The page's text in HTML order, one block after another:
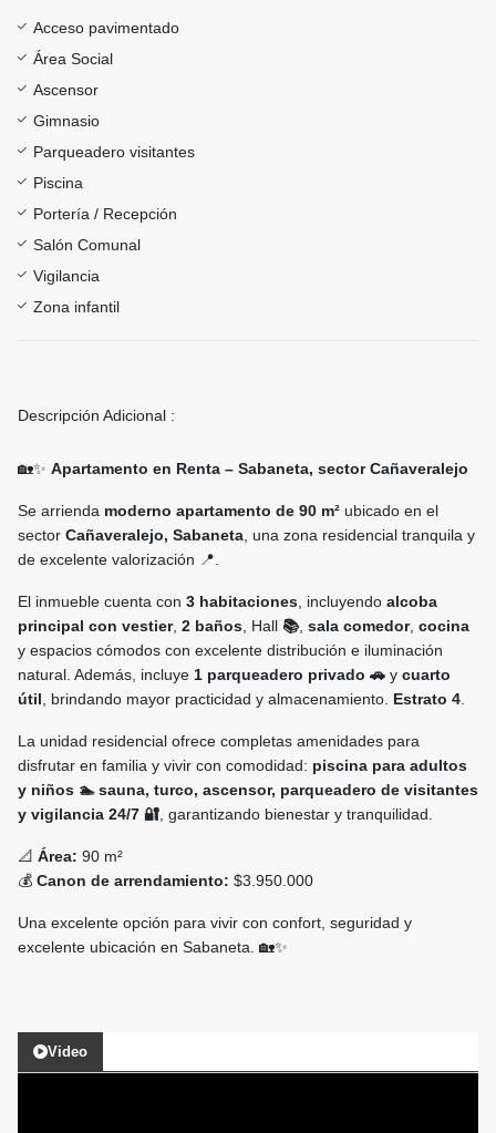
Acceso pavimentado
Área Social
Ascensor
Gimnasio
Parqueadero visitantes
Piscina
Portería / Recepción
Salón Comunal
Vigilancia
Zona infantil
Descripción Adicional :
🏡✨ Apartamento en Renta – Sabaneta, sector Cañaveralejo
Se arrienda moderno apartamento de 90 m² ubicado en el
sector Cañaveralejo, Sabaneta , una zona residencial tranquila y
de excelente valorización 📍.
El inmueble cuenta con 3 habitaciones , incluyendo alcoba
principal con vestier, 2 baños , Hall 📚 sala comedor, cocina
y espacios cómodos con excelente distribución e iluminación
natural. Además, incluye 1 parqueadero privado 🚗 y cuarto
útil , brindando mayor practicidad y almacenamiento. Estrato 4
La unidad residencial ofrece completas amenidades para
disfrutar en familia y vivir con comodidad: piscina para adultos
y niños 🏊 sauna, turco, ascensor, parqueadero de visitantes
y vigilancia 24/7 🔐 , garantizando bienestar y tranquilidad.
📐 Área: 90 m²
💰 Canon de arrendamiento: $3.950.000
Una excelente opción para vivir con confort, seguridad y
excelente ubicación en Sabaneta. 🏡✨
Video